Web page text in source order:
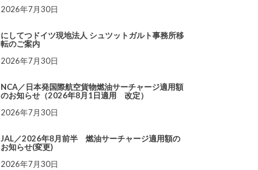
2026年7月30日
にしてつドイツ現地法人 シュツットガルト事務所移
転のご案内
2026年7月30日
NCA／日本発国際航空貨物燃油サーチャージ適用額
のお知らせ（2026年8月1日適用 改定）
2026年7月30日
JAL／2026年8月前半 燃油サーチャージ適用額の
お知らせ(変更)
2026年7月30日